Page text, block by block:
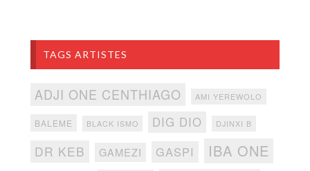
TAGS ARTISTES
ADJI ONE CENTHIAGO AMI YEREWOLO
BALEME BLACK ISMO DIG DIO DJINXI B
DR KEB GAMEZI GASPI IBA ONE